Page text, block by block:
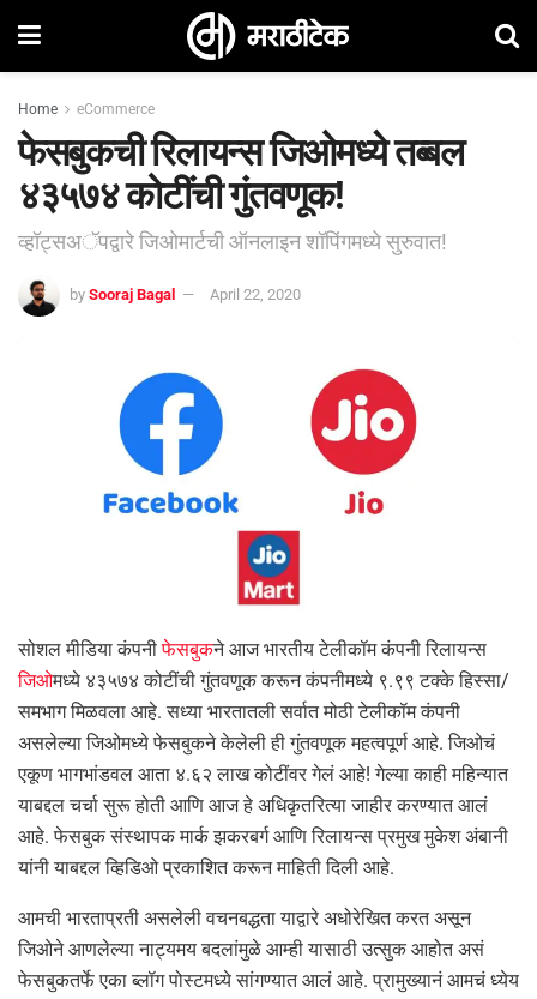
Home eCommerce
फेसबुकची रिलायन्स जिओमध्ये तब्बल
४३५७४ कोटींची गुंतवणूक!
व्हॉट्सअॅपद्वारे जिओमार्टची ऑनलाइन शॉपिंगमध्ये सुरुवात!
by Sooraj Bagal April 22, 2020
सोशल मीडिया कंपनीफेसबुकने आज भारतीय टेलीकॉम कंपनी रिलायन्स
जिओमध्ये ४३५७४ कोटींची गुंतवणूक करून कंपनीमध्ये ९.९९ टक्के हिस्सा/
समभाग मिळवला आहे. सध्या भारतातली सर्वात मोठी टेलीकॉम कंपनी
असलेल्या जिओमध्ये फेसबुकने केलेली ही गुंतवणूक महत्वपूर्ण आहे. जिओचं
एकूण भागभांडवल आता ४.६२ लाख कोटींवर गेलं आहे! गेल्या काही महिन्यात
याबद्दल चर्चा सुरू होती आणि आज हे अधिकृतरित्या जाहीर करण्यात आलं
आहे. फेसबुक संस्थापक मार्क झकरबर्ग आणि रिलायन्स प्रमुख मुकेश अंबानी
यांनी याबद्दल व्हिडिओ प्रकाशित करून माहिती दिली आहे.
आमची भारताप्रती असलेली वचनबद्धता याद्वारे अधोरेखित करत असून
जिओने आणलेल्या नाट्यमय बदलांमुळे आम्ही यासाठी उत्सुक आहोत असं
फेसबुकतर्फे एका ब्लॉग पोस्टमध्ये सांगण्यात आलं आहे. प्रामुख्यानं आमचं ध्येय